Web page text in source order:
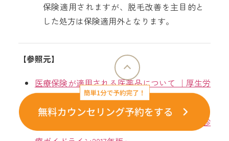
保険適用されますが、脱毛改善を主目的と
した処方は保険適用外となります。
【参照元】
医療保険が適用される医薬品について ｜厚生労
日本皮膚科学会「男性型および女性型脱毛症診